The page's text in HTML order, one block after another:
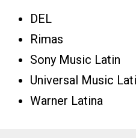
DEL
Rimas
Sony Music Latin
Universal Music
Warner Latina